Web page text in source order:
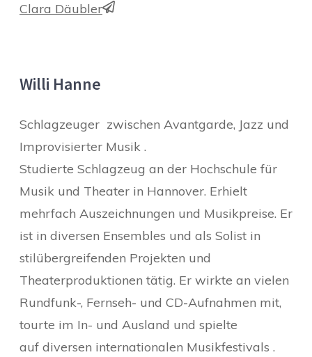
Clara Däubler
Willi Hanne
Schlagzeuger zwischen Avantgarde, Jazz und
Improvisierter Musik .
Studierte Schlagzeug an der Hochschule für
Musik und Theater in Hannover. Erhielt
mehrfach Auszeichnungen und Musikpreise. Er
ist in diversen Ensembles und als Solist in
stilübergreifenden Projekten und
Theaterproduktionen tätig. Er wirkte an vielen
Rundfunk-, Fernseh- und CD-Aufnahmen mit,
tourte im In- und Ausland und spielte
auf diversen internationalen Musikfestivals .